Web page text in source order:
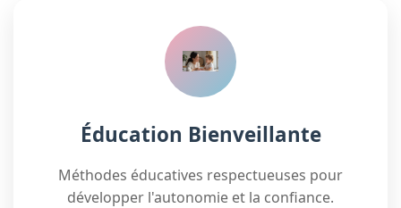
Éducation Bienveillante
Méthodes éducatives respectueuses pour
développer l'autonomie et la confiance.